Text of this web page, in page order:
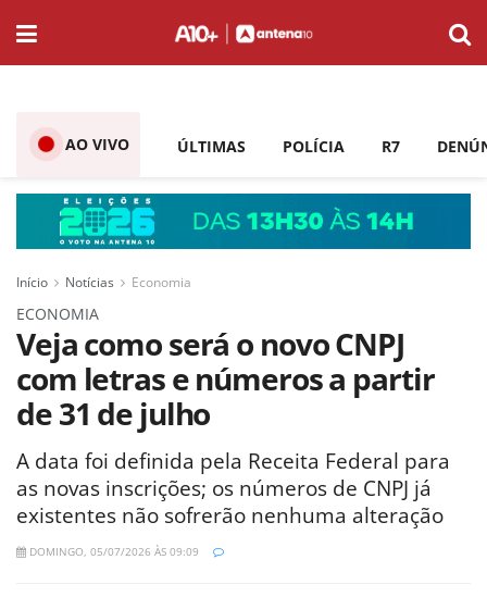
AO VIVO ÚLTIMAS POLÍCIA R7
Início Notícias Economia
ECONOMIA
Veja como será o novo CNPJ
com letras e números a partir
de 31 de julho
A data foi definida pela Receita Federal para
as novas inscrições; os números de CNPJ já
existentes não sofrerão nenhuma alteração
DOMINGO, 05/07/2026 ÀS 09:09